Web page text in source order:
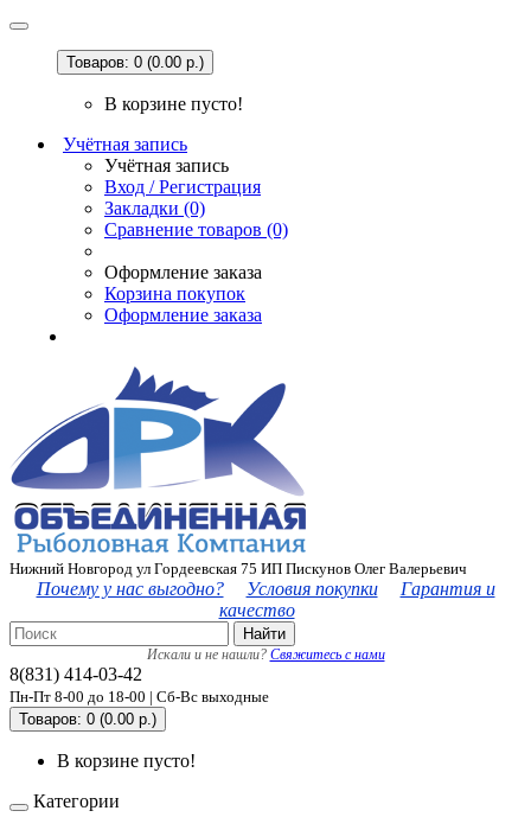
Товаров: 0 (0.00 р.)
В корзине пусто!
Учётная запись
Учётная запись
Вход / Регистрация
Закладки (0)
Сравнение товаров (0)
Оформление заказа
Корзина покупок
Оформление заказа
Нижний Новгород ул Гордеевская 75 ИП Пискунов Олег Валерьевич
Почему у нас выгодно? Условия покупки
Гарантия и
качество
Найти
Искали и не нашли? Свяжитесь с нами
8(831) 414-03-42
Пн-Пт 8-00 до 18-00 | Сб-Вс выходные
Товаров: 0 (0.00 р.)
В корзине пусто!
Категории